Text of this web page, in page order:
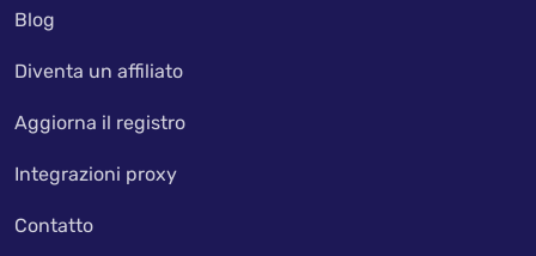
Blog
Diventa un affiliato
Aggiorna il registro
Integrazioni proxy
Contatto